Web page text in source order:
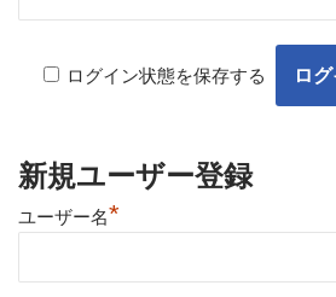
ログイン状態を保存する
新規ユーザー登録
ユーザー名*